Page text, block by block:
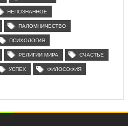
НЕПОЗНАННОЕ
ПАЛОМНИЧЕСТВО
ПСИХОЛОГИЯ
РЕЛИГИИ МИРА СЧАСТЬЕ
УСПЕХ ФИЛОСОФИЯ